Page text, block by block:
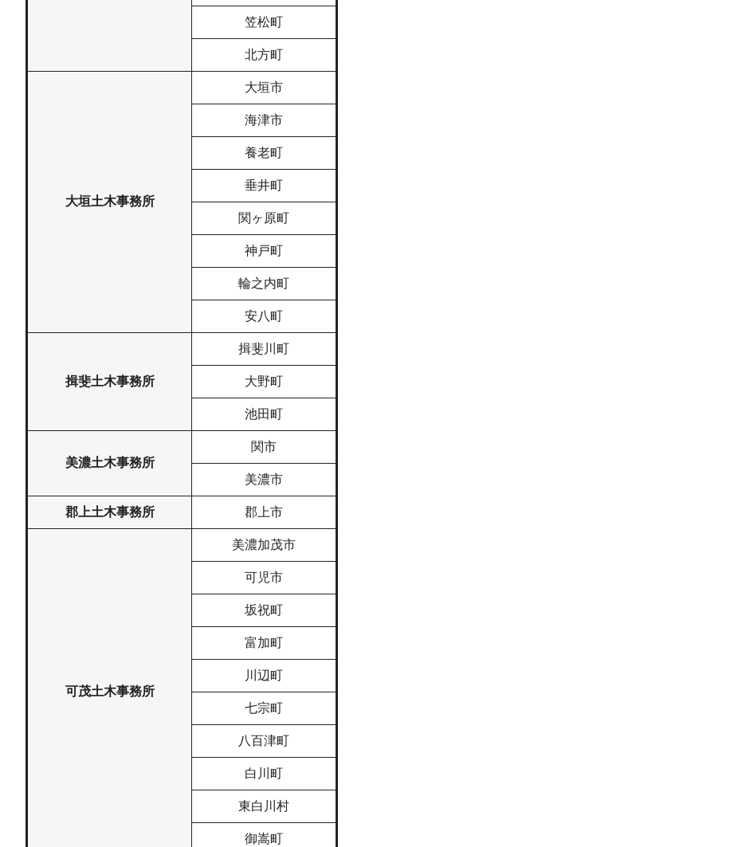
笠松町
北方町
大垣土木事務所
大垣市
海津市
養老町
垂井町
関ヶ原町
神戸町
輪之内町
安八町
揖斐土木事務所
揖斐川町
大野町
池田町
美濃土木事務所
関市
美濃市
郡上土木事務所 郡上市
可茂土木事務所
美濃加茂市
可児市
坂祝町
富加町
川辺町
七宗町
八百津町
白川町
東白川村
御嵩町